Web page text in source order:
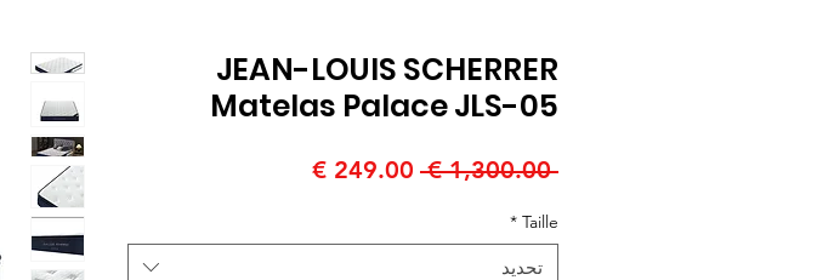
JEAN-LOUIS SCHERRER
Matelas Palace JLS-05
‏1,300.00 €
سعر
سعر
Taille
*
تحديد